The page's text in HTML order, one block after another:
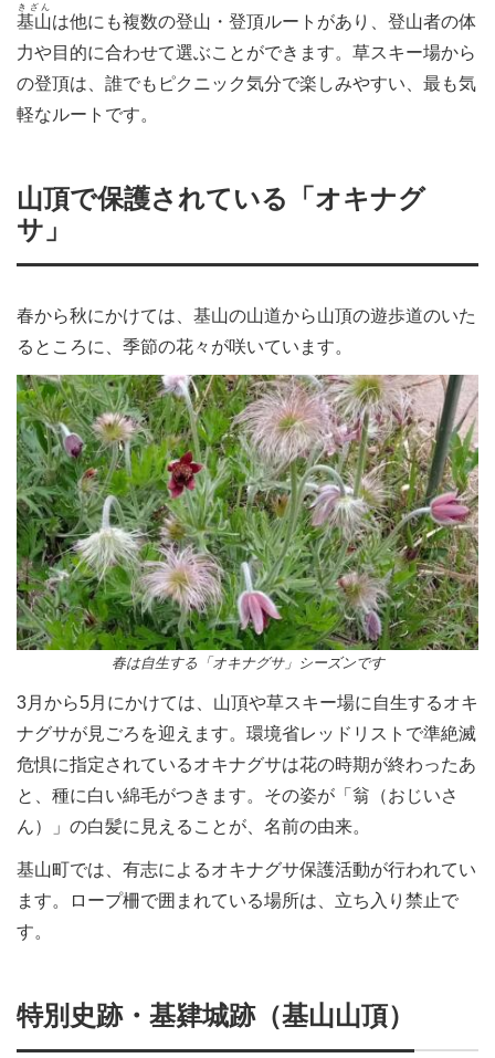
基山
きざん
は他にも複数の登山・登頂ルートがあり、登山者の体
力や目的に合わせて選ぶことができます。草スキー場から
の登頂は、誰でもピクニック気分で楽しみやすい、最も気
軽なルートです。
山頂で保護されている「オキナグ
サ」
春から秋にかけては、基山の山道から山頂の遊歩道のいた
るところに、季節の花々が咲いています。
春は自生する「オキナグサ」シーズンです
3月から5月にかけては、山頂や草スキー場に自生するオキ
ナグサが見ごろを迎えます。環境省レッドリストで準絶滅
危惧に指定されているオキナグサは花の時期が終わったあ
と、種に白い綿毛がつきます。その姿が「翁（おじいさ
ん）」の白髪に見えることが、名前の由来。
基山町では、有志によるオキナグサ保護活動が行われてい
ます。ロープ柵で囲まれている場所は、立ち入り禁止で
す。
特別史跡・基肄城跡（基山山頂）